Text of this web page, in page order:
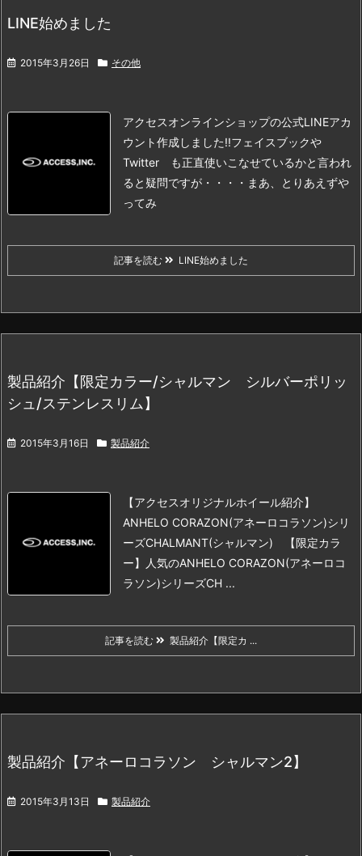
LINE始めました
2015年3月26日 その他
アクセスオンラインショップの公式LINEアカ
ウント作成しました!!フェイスブックや
Twitter も正直使いこなせているかと言われ
ると 疑問ですが・・・・ まあ、とりあえずや
ってみ
記事を読む LINE始めました
製品紹介【限定カラー/シャルマン シルバーポリッ
シュ/ステンレスリム】
2015年3月16日 製品紹介
【アクセスオリジナルホイール紹介】
ANHELO CORAZON(アネーロコラソン)シリ
ーズCHALMANT(シャルマン) 【限定カラ
ー】
人気のANHELO CORAZON(アネーロコ
ラソン)シリーズCH ...
記事を読む 製品紹介【限定カ ...
製品紹介【アネーロコラソン シャルマン2】
2015年3月13日 製品紹介